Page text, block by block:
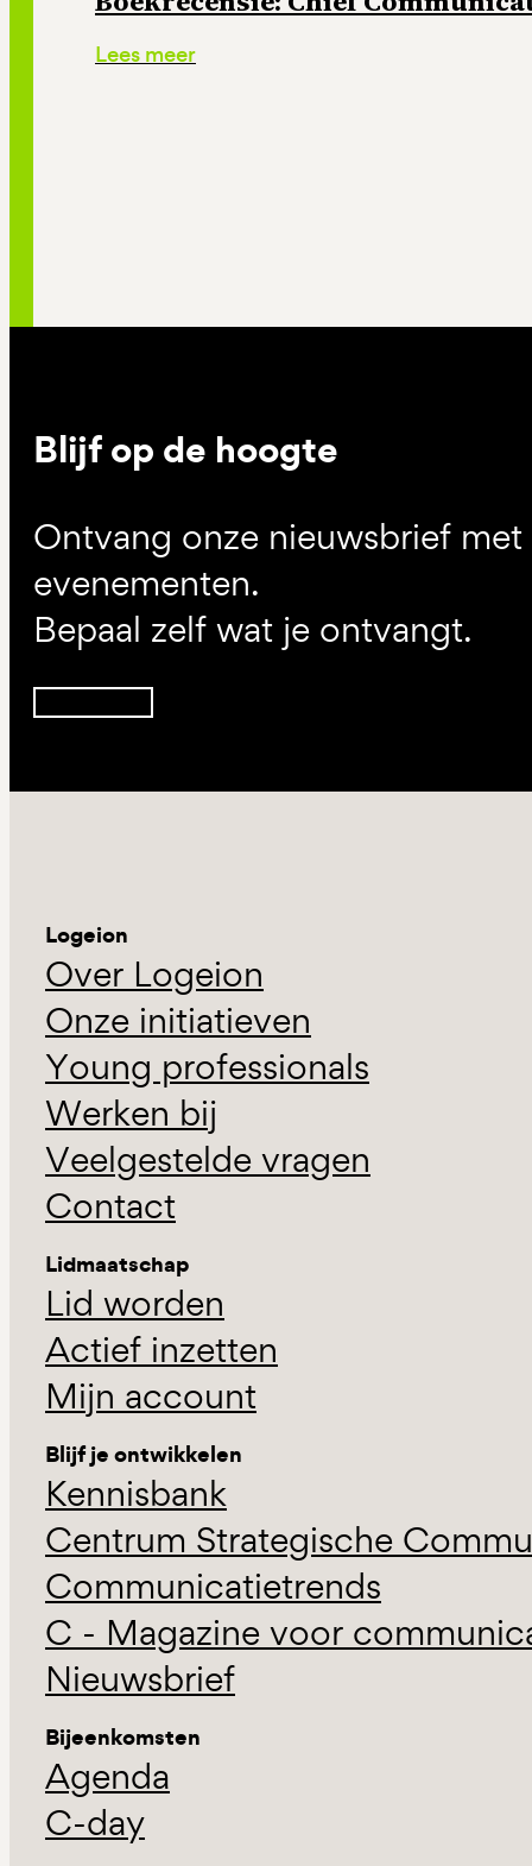
Lees meer
Blijf op de hoogte
Ontvang onze nieuwsbrief
evenementen.
Bepaal zelf wat je ontvangt.
Logeion
Over Logeion
Onze initiatieven
Young professionals
Werken bij
Veelgestelde vragen
Contact
Lidmaatschap
Lid worden
Actief inzetten
Mijn account
Blijf je ontwikkelen
Kennisbank
Centrum Strategische
Communicatietrends
C - Magazine voor
Nieuwsbrief
Bijeenkomsten
Agenda
C-day